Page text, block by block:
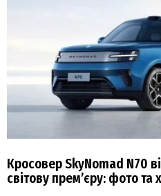
Кросовер SkyNomad N70
світову прем’єру: фото та